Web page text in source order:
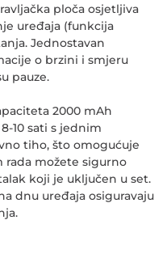
ploča osjetljiva
uređaja (funkcija
Jednostavan
o brzini i smjeru
pauze.
2000 mAh
10 sati s jednim
tiho, što omogućuje
rada možete sigurno
koji je uključen u set.
dnu uređaja osiguravaju